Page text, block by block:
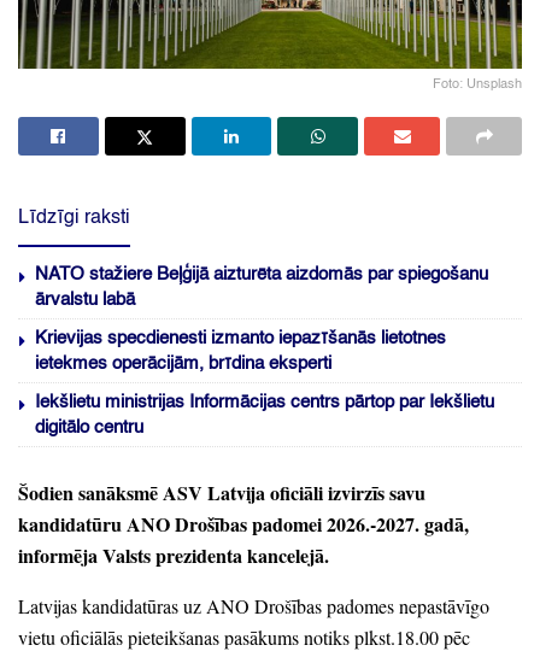
Foto: Unsplash
Līdzīgi raksti
NATO stažiere Beļģijā aizturēta aizdomās par spiegošanu
ārvalstu labā
Krievijas specdienesti izmanto iepazīšanās lietotnes
ietekmes operācijām, brīdina eksperti
Iekšlietu ministrijas Informācijas centrs pārtop par Iekšlietu
digitālo centru
Šodien sanāksmē ASV Latvija oficiāli izvirzīs savu
kandidatūru ANO Drošības padomei 2026.-2027.gadā,
informēja Valsts prezidenta kancelejā.
Latvijas kandidatūras uz ANO Drošības padomes nepastāvīgo
vietu oficiālās pieteikšanas pasākums notiks plkst.18.00 pēc